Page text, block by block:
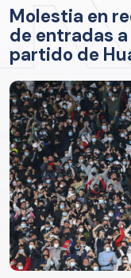
Molestia en
de entradas
partido de